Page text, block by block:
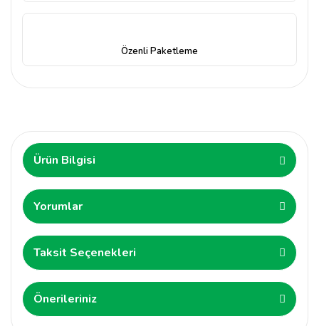
Özenli Paketleme
Ürün Bilgisi
Yorumlar
Taksit Seçenekleri
Önerileriniz